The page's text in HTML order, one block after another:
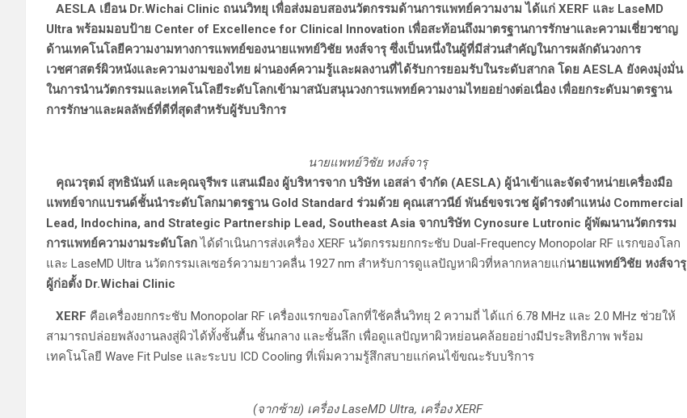
AESLA เยือน Dr.Wichai Clinic ถนนวิทยุ เพื่อส่งมอบสองนวัตกรรมด้านการแพทย์ความงาม ได้แก่ XERF และ LaseMD
Ultra พร้อมมอบป้าย Center of Excellence for Clinical Innovation เพื่อสะท้อนถึงมาตรฐานการรักษาและความเชี่ยวชาญ
ด้านเทคโนโลยีความงามทางการแพทย์ของนายแพทย์วิชัย หงส์จารุ ซึ่งเป็นหนึ่งในผู้ที่มีส่วนสำคัญในการผลักดันวงการ
เวชศาสตร์ผิวหนังและความงามของไทย ผ่านองค์ความรู้และผลงานที่ได้รับการยอมรับในระดับสากล โดย AESLA ยังคงมุ่งมั่น
ในการนำนวัตกรรมและเทคโนโลยีระดับโลกเข้ามาสนับสนุนวงการแพทย์ความงามไทยอย่างต่อเนื่อง เพื่อยกระดับมาตรฐาน
การรักษาและผลลัพธ์ที่ดีที่สุดสำหรับผู้รับบริการ
นายแพทย์วิชัย หงส์จารุ
คุณวรุตม์ สุทธินันท์ และคุณจุรีพร แสนเมือง ผู้บริหารจาก บริษัท เอสล่า จำกัด (AESLA) ผู้นำเข้าและจัดจำหน่ายเครื่องมือ
แพทย์จากแบรนด์ชั้นนำระดับโลกมาตรฐาน Gold Standard ร่วมด้วย คุณเสาวนีย์ พันธ์ขจรเวช ผู้ดำรงตำแหน่ง Commercial
Lead, Indochina, and Strategic Partnership Lead, Southeast Asia จากบริษัท Cynosure Lutronic ผู้พัฒนานวัตกรรม
การแพทย์ความงามระดับโลกได้ดำเนินการส่งเครื่อง XERF นวัตกรรมยกกระชับ Dual-Frequency Monopolar RF แรกของโลก
และ LaseMD Ultra นวัตกรรมเลเซอร์ความยาวคลื่น 1927 nm สำหรับการดูแลปัญหาผิวที่หลากหลายแก่นายแพทย์วิชัย หงส์จารุ
ผู้ก่อตั้ง Dr.Wichai Clinic
XERF คือเครื่องยกกระชับ Monopolar RF เครื่องแรกของโลกที่ใช้คลื่นวิทยุ 2 ความถี่ ได้แก่ 6.78 MHz และ 2.0 MHz ช่วยให้
สามารถปล่อยพลังงานลงสู่ผิวได้ทั้งชั้นตื้น ชั้นกลาง และชั้นลึก เพื่อดูแลปัญหาผิวหย่อนคล้อยอย่างมีประสิทธิภาพ พร้อม
เทคโนโลยี Wave Fit Pulse และระบบ ICD Cooling ที่เพิ่มความรู้สึกสบายแก่คนไข้ขณะรับบริการ
(จากซ้าย) เครื่อง LaseMD Ultra, เครื่อง XERF